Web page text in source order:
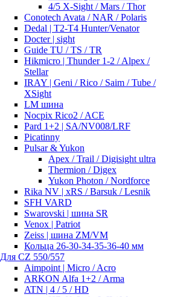
4/5 X-Sight / Mars / Thor
Conotech Avata / NAR / Polaris
Dedal | T2-T4 Hunter/Venator
Docter | sight
Guide TU / TS / TR
Hikmicro | Thunder 1-2 / Alpex /
Stellar
IRAY | Geni / Rico / Saim / Tube /
XSight
LM шина
Nocpix Rico2 / ACE
Pard 1+2 | SA/NV008/LRF
Picatinny
Pulsar & Yukon
Apex / Trail / Digisight ultra
Thermion / Digex
Yukon Photon / Nordforce
Rika NV | xRS / Barsuk / Lesnik
SFH VARD
Swarovski | шина SR
Venox | Patriot
Zeiss | шина ZM/VM
Кольца 26-30-34-35-36-40 мм
Для CZ 550/557
Aimpoint | Micro / Acro
ARKON Alfa 1+2 / Arma
ATN | 4 / 5 / HD